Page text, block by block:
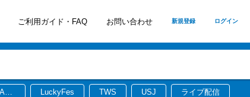
ご利用ガイド・FAQ お問い合わせ 新規登録 ログイン
LuckyFes TWS USJ ライブ配信